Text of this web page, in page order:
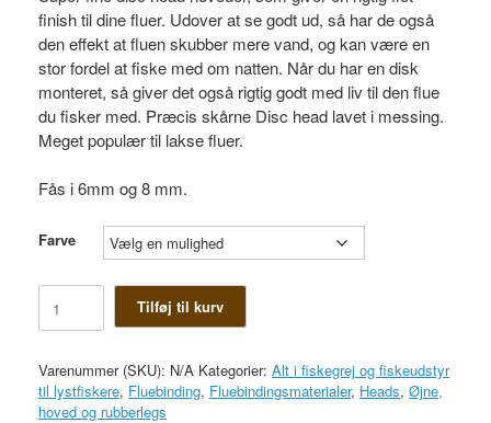
finish til dine fluer. Udover at se godt ud, så har de også
den effekt at fluen skubber mere vand, og kan være en
stor fordel at fiske med om natten. Når du har en disk
monteret, så giver det også rigtig godt med liv til den flue
du fisker med. Præcis skårne Disc head lavet i messing.
Meget populær til lakse fluer.
Fås i 6mm og 8 mm.
Farve
Disc
head
antal
Tilføj til kurv
Varenummer (SKU): N/A Kategorier: Alt i fiskegrej og fiskeudstyr
til lystfiskere, Fluebinding, Fluebindingsmaterialer, Heads, Øjne,
hoved og rubberlegs